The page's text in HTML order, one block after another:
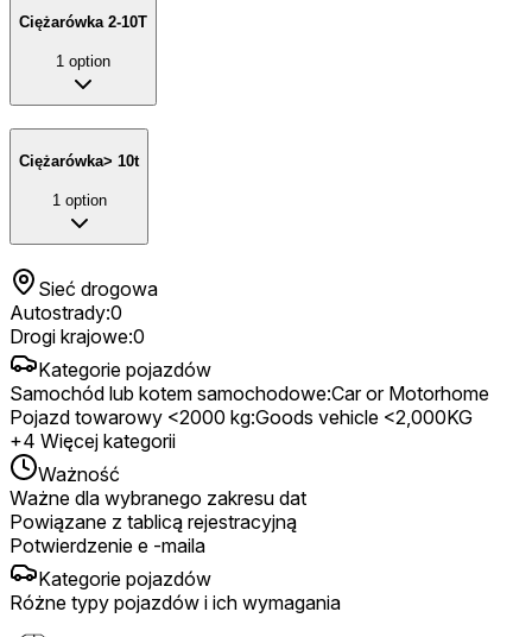
Ciężarówka 2-10T
1 option
Ciężarówka> 10t
1 option
Sieć drogowa
Autostrady:0
Drogi krajowe:0
Kategorie pojazdów
Samochód lub kotem samochodowe:Car or Motorhome
Pojazd towarowy <2000 kg:Goods vehicle <2,000KG
+4 Więcej kategorii
Ważność
Ważne dla wybranego zakresu dat
Powiązane z tablicą rejestracyjną
Potwierdzenie e -maila
Kategorie pojazdów
Różne typy pojazdów i ich wymagania